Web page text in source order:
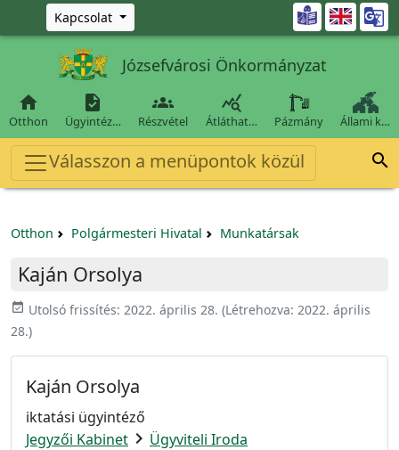
Ugrás a fő tartalomra
Kapcsolat 
Józsefvárosi Önkormányzat

Otthon

Ügyintéz…

Részvétel

Átláthat… Pázmány Állami k…
Válasszon a menüpontok közül 
Otthon Polgármesteri Hivatal Munkatársak
Kaján Orsolya
event_available Utolsó frissítés: 2022. április 28. (Létrehozva: 2022. április
28.)
Kaján Orsolya
iktatási ügyintéző
Jegyzői Kabinet chevron_right Ügyviteli Iroda